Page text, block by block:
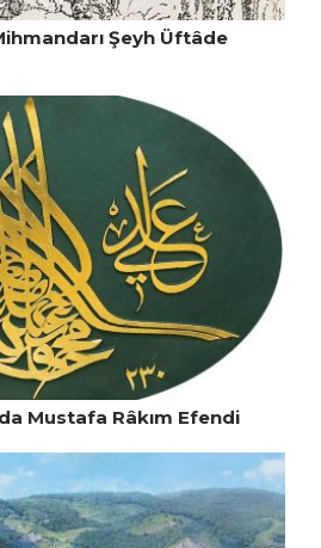
Şeyh Üftâde
Mustafa Râkım Efendi